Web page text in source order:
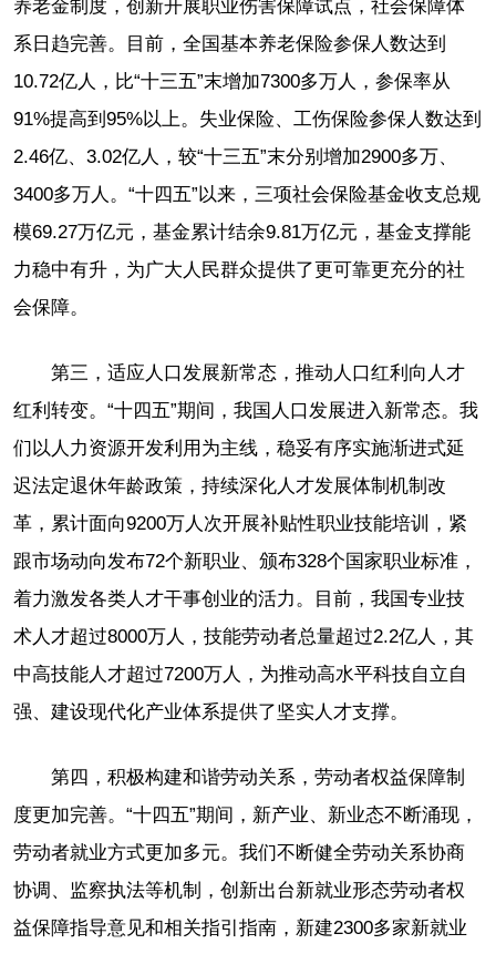
养老金制度，创新开展职业伤害保障试点，社会保障体
系日趋完善。目前，全国基本养老保险参保人数达到
10.72亿人，比“十三五”末增加7300多万人，参保率从
91%提高到95%以上。失业保险、工伤保险参保人数达到
2.46亿、3.02亿人，较“十三五”末分别增加2900多万、
3400多万人。“十四五”以来，三项社会保险基金收支总规
模69.27万亿元，基金累计结余9.81万亿元，基金支撑能
力稳中有升，为广大人民群众提供了更可靠更充分的社
会保障。
第三，适应人口发展新常态，推动人口红利向人才
红利转变。“十四五”期间，我国人口发展进入新常态。我
们以人力资源开发利用为主线，稳妥有序实施渐进式延
迟法定退休年龄政策，持续深化人才发展体制机制改
革，累计面向9200万人次开展补贴性职业技能培训，紧
跟市场动向发布72个新职业、颁布328个国家职业标准，
着力激发各类人才干事创业的活力。目前，我国专业技
术人才超过8000万人，技能劳动者总量超过2.2亿人，其
中高技能人才超过7200万人，为推动高水平科技自立自
强、建设现代化产业体系提供了坚实人才支撑。
第四，积极构建和谐劳动关系，劳动者权益保障制
度更加完善。“十四五”期间，新产业、新业态不断涌现，
劳动者就业方式更加多元。我们不断健全劳动关系协商
协调、监察执法等机制，创新出台新就业形态劳动者权
益保障指导意见和相关指引指南，新建2300多家新就业